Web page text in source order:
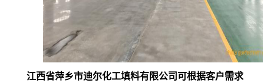
江西省萍乡市迪尔化工填料有限公司可根据客户需求